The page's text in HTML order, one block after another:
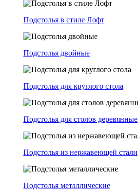
Подстолья в стиле Лофт
Подстолья двойные
Подстолья для круглого стола
Подстолья для столов деревянные
Подстолья из нержавеющей стали
Подстолья металлические